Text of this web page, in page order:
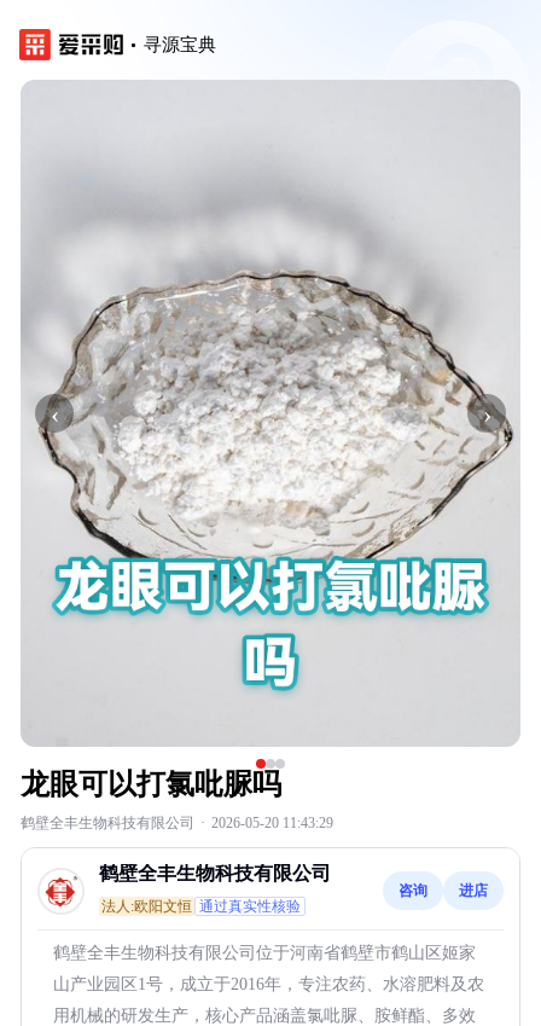
寻源宝典
‹ ›
龙眼可以打氯吡脲吗
鹤壁全丰生物科技有限公司 · 2026-05-20 11:43:29
鹤壁全丰生物科技有限公司
法人:欧阳文恒 通过真实性核验
咨询 进店
鹤壁全丰生物科技有限公司位于河南省鹤壁市鹤山区姬家
山产业园区1号，成立于2016年，专注农药、水溶肥料及农
用机械的研发生产，核心产品涵盖氯吡脲、胺鲜酯、多效